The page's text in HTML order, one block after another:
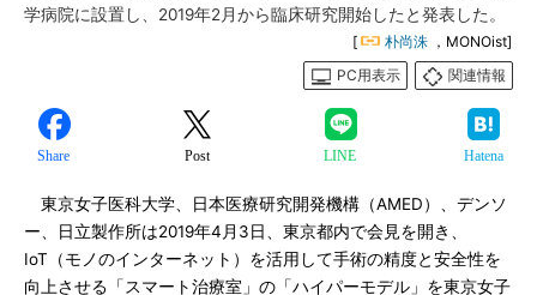
学病院に設置し、2019年2月から臨床研究開始したと発表した。
[ 朴尚洙 ，MONOist]
PC用表示
関連情報
Share Post LINE Hatena
東京女子医科大学、日本医療研究開発機構（AMED）、デンソ
ー、日立製作所は2019年4月3日、東京都内で会見を開き、
IoT（モノのインターネット）を活用して手術の精度と安全性を
向上させる「スマート治療室」の「ハイパーモデル」を東京女子